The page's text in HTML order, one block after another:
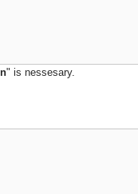
" is nessesary.